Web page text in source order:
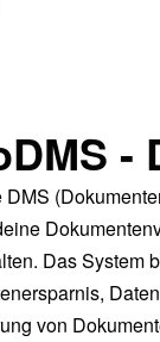
-
Das System
von